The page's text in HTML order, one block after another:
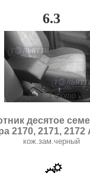
6.3
ещё: 1 фото
десятое
2170, 2171,
кож.зам.черный